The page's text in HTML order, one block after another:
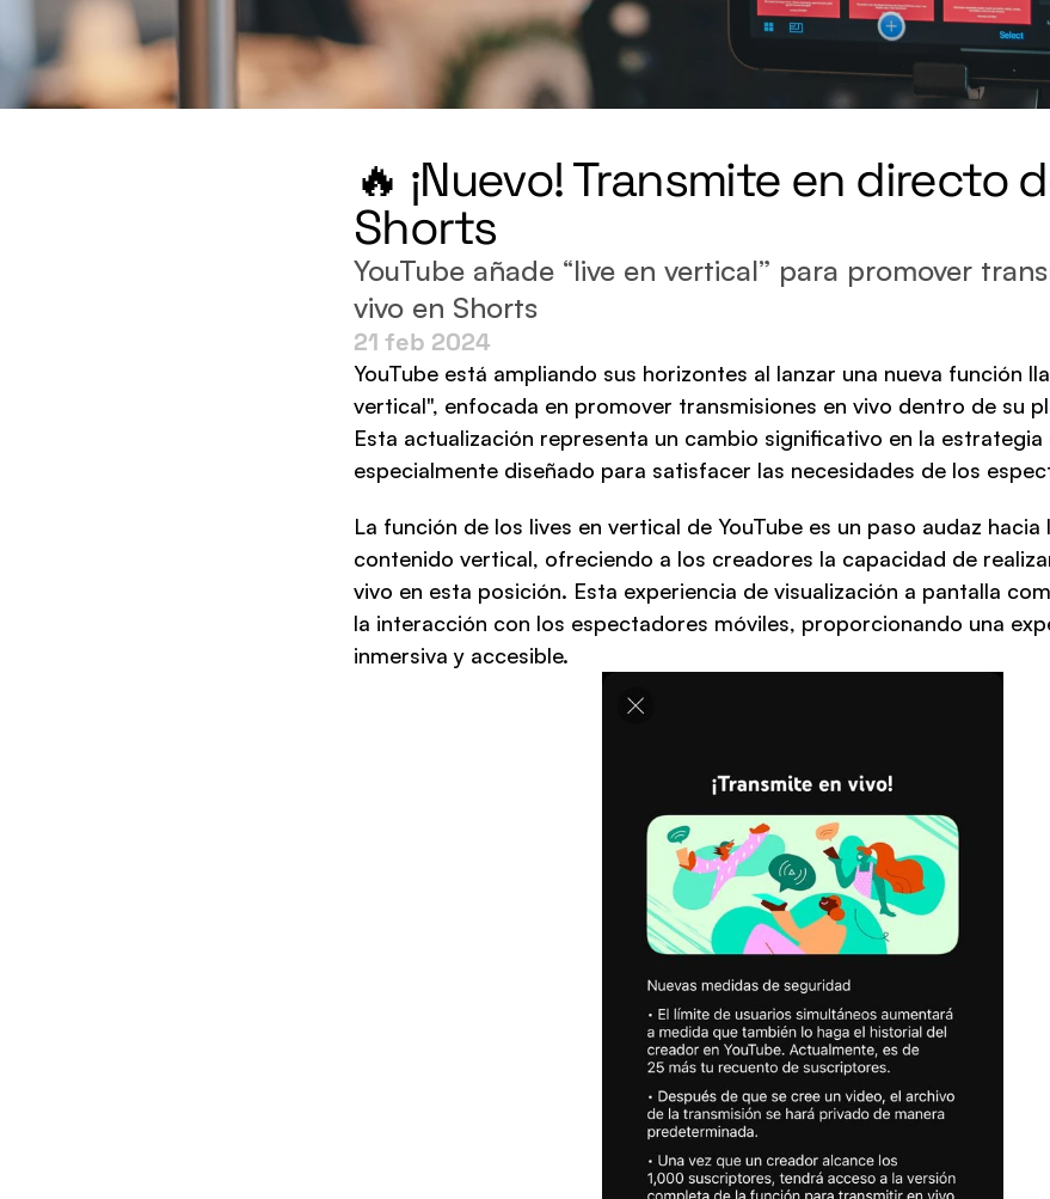
🔥 ¡Nuevo! Transmite en directo
Shorts
YouTube añade “live en vertical” para promover
vivo en Shorts
21 feb 2024
YouTube está ampliando sus horizontes al lanzar una nueva función
vertical", enfocada en promover transmisiones en vivo dentro de su
Esta actualización representa un cambio significativo en la
especialmente diseñado para satisfacer las necesidades de los
La función de los lives en vertical de YouTube es un paso audaz
contenido vertical, ofreciendo a los creadores la capacidad de
vivo en esta posición. Esta experiencia de visualización a pantalla
la interacción con los espectadores móviles, proporcionando una
inmersiva y accesible.